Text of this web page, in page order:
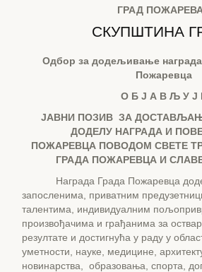
ГРАД
СКУПШТИНА
Одбор за додељивање
Пожаревца
О Б Ј А В Љ У Ј
ЈАВНИ ПОЗИВ ЗА
ДОДЕЛУ НАГРАДА И
ПОЖАРЕВЦА ПОВОДОМ СВЕТЕ
ГРАДА ПОЖАРЕВЦА И
Награда Града Пожаревца
запосленима, приватним
талентима, индивидуалним
произвођачима и грађанима за
резултате и достигнућа у раду у
уметности, науке, медицине,
новинарства, образовања, спорта,